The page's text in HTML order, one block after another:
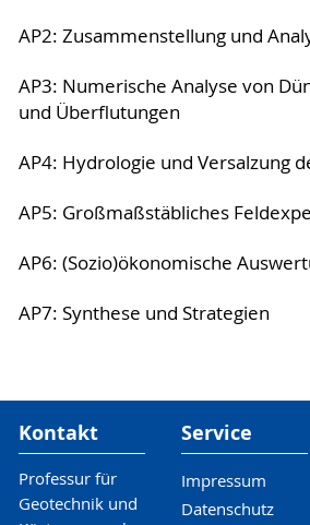
AP2: Zusammenstellung und
AP3: Numerische Analyse von
und Überflutungen
AP4: Hydrologie und Versalzung
AP5: Großmaßstäbliches
AP6: (Sozio)ökonomische
AP7: Synthese und Strategien
Kontakt
Professur für
Geotechnik und
Service
Impressum
Datenschutz